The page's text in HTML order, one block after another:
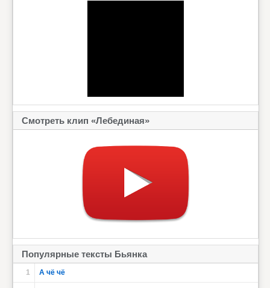
Смотреть клип «Лебединая»
Популярные тексты Бьянка
1 А чё чё